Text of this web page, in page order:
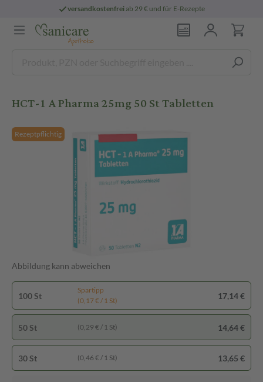
versandkostenfreiab 29 € und für E-Rezepte
HCT-1 A Pharma 25mg 50 St Tabletten
Rezeptpflichtig
Abbildung kann abweichen
100 St
Spartipp
(0,17 € / 1 St)
17,14 €
50 St (0,29 € / 1 St) 14,64 €
30 St (0,46 € / 1 St) 13,65 €